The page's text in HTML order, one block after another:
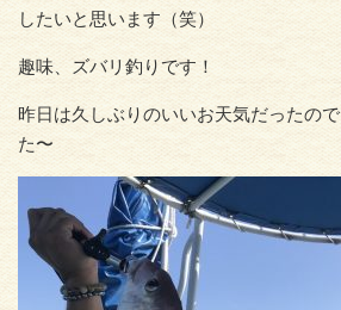
したいと思います（笑）
趣味、ズバリ釣りです！
昨日は久しぶりのいいお天気だったの
た〜